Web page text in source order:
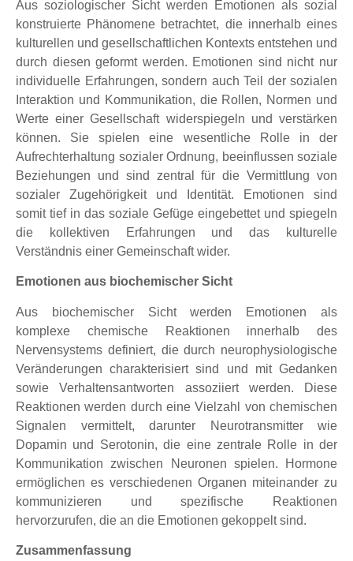
Aus soziologischer Sicht werden Emotionen als sozial
konstruierte Phänomene betrachtet, die innerhalb eines
kulturellen und gesellschaftlichen Kontexts entstehen und
durch diesen geformt werden. Emotionen sind nicht nur
individuelle Erfahrungen, sondern auch Teil der sozialen
Interaktion und Kommunikation, die Rollen, Normen und
Werte einer Gesellschaft widerspiegeln und verstärken
können. Sie spielen eine wesentliche Rolle in der
Aufrechterhaltung sozialer Ordnung, beeinflussen soziale
Beziehungen und sind zentral für die Vermittlung von
sozialer Zugehörigkeit und Identität. Emotionen sind
somit tief in das soziale Gefüge eingebettet und spiegeln
die kollektiven Erfahrungen und das kulturelle
Verständnis einer Gemeinschaft wider.
Emotionen aus biochemischer Sicht
Aus biochemischer Sicht werden Emotionen als
komplexe chemische Reaktionen innerhalb des
Nervensystems definiert, die durch neurophysiologische
Veränderungen charakterisiert sind und mit Gedanken
sowie Verhaltensantworten assoziiert werden. Diese
Reaktionen werden durch eine Vielzahl von chemischen
Signalen vermittelt, darunter Neurotransmitter wie
Dopamin und Serotonin, die eine zentrale Rolle in der
Kommunikation zwischen Neuronen spielen. Hormone
ermöglichen es verschiedenen Organen miteinander zu
kommunizieren und spezifische Reaktionen
hervorzurufen, die an die Emotionen gekoppelt sind.
Zusammenfassung